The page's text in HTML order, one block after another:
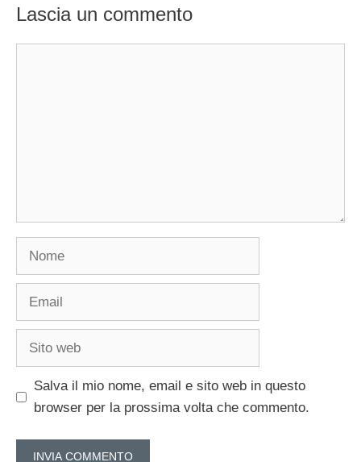
Lascia un commento
Nome
Email
Sito
Salva il mio nome, email e sito web in questo
browser per la prossima volta che commento.